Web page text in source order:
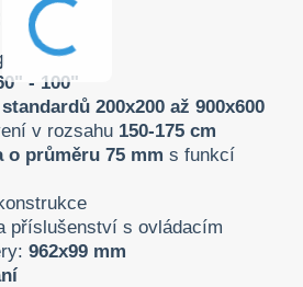
- 100"
200x200 až 900x600
v rozsahu 150-175 cm
o průměru 75 mm s funkcí
příslušenství s ovládacím
962x99 mm